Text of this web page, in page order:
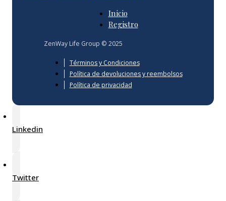
Inicio
Registro
ZenWay Life Group © 2025
Términos y Condiciones
Política de devoluciones y reembolsos
Política de privacidad
Linkedin
Twitter